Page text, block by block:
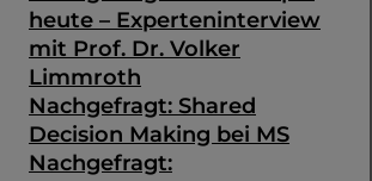
heute – Experteninterview
mit Prof. Dr. Volker
Limmroth
Nachgefragt: Shared
Decision Making bei MS
Nachgefragt: